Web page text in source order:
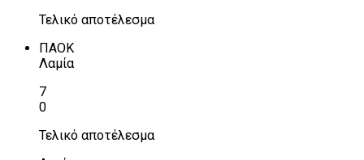
Τελικό αποτέλεσμα
ΠΑΟΚ
Λαμία
7
0
Τελικό αποτέλεσμα